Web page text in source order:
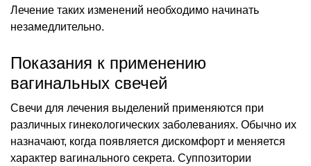
Лечение таких изменений необходимо начинать
незамедлительно.
Показания к применению
вагинальных свечей
Свечи для лечения выделений применяются при
различных гинекологических заболеваниях. Обычно их
назначают, когда появляется дискомфорт и меняется
характер вагинального секрета. Суппозитории